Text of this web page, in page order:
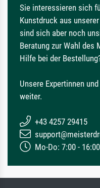
Sie interessieren sich
Kunstdruck aus
sind sich aber noch
Beratung zur Wahl des
Hilfe bei der
Unsere Expertinnen
weiter.
+43 4257 29415
Mo-Do: 7:00 -